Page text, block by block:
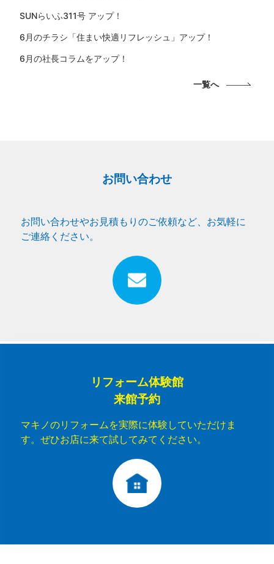
SUNらいふ311号 アップ！
6月のチラシ「住まい快適リフレッシュ」アップ！
6月の社長コラムをアップ！
一覧へ
お問い合わせ
お問い合わせやお見積もりのご依頼など、お気軽に
ご連絡ください。
リフォーム体験館
来館予約
マキノのリフォームを実際に体験していただけま
す。ぜひお店に来て試してみてください。